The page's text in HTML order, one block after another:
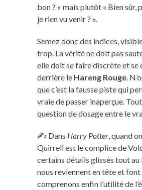
bon ? » mais plutôt « Bien sûr,
je rien vu venir ? ».
Semez donc des indices,
trop. La vérité ne doit pas
elle doit se faire discrète et se
derrière le Hareng Rouge .
que c’est la fausse piste qui
vraie de passer inaperçue.
question de dosage entre le
✍️ Dans Harry Potter , quand
Quirrell est le complice de
certains détails glissés tout au
nous reviennent en tête et font
comprenons enfin l’utilité de